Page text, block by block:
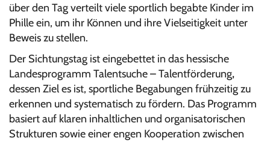
über den Tag verteilt viele sportlich begabte Kinder im
Phille ein, um ihr Können und ihre Vielseitigkeit unter
Beweis zu stellen.
Der Sichtungstag ist eingebettet in das hessische
Landesprogramm Talentsuche – Talentförderung,
dessen Ziel es ist, sportliche Begabungen frühzeitig zu
erkennen und systematisch zu fördern. Das Programm
basiert auf klaren inhaltlichen und organisatorischen
Strukturen sowie einer engen Kooperation zwischen